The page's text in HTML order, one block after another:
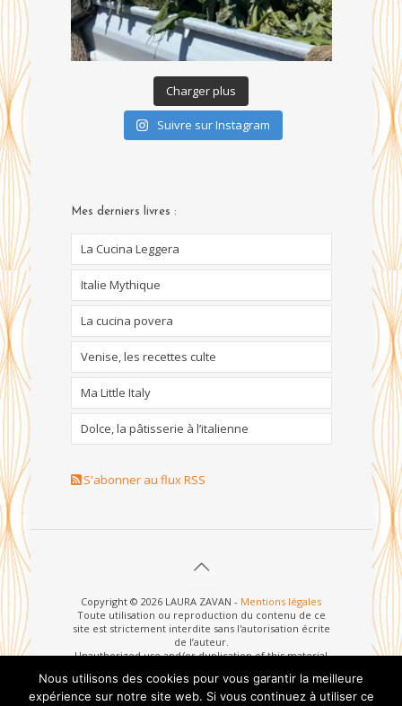
Charger plus
Suivre sur Instagram
Mes derniers livres :
La Cucina Leggera
Italie Mythique
La cucina povera
Venise, les recettes culte
Ma Little Italy
Dolce, la pâtisserie à l’italienne
S'abonner au flux RSS
Copyright © 2026 LAURA ZAVAN - Mentions légales
Toute utilisation ou reproduction du contenu de ce
site est strictement interdite sans l'autorisation écrite
de l’auteur.
Unauthorized use and/or duplication of this material
strictly prohibited.
Nous utilisons des cookies pour vous garantir la meilleure
expérience sur notre site web. Si vous continuez à utiliser ce